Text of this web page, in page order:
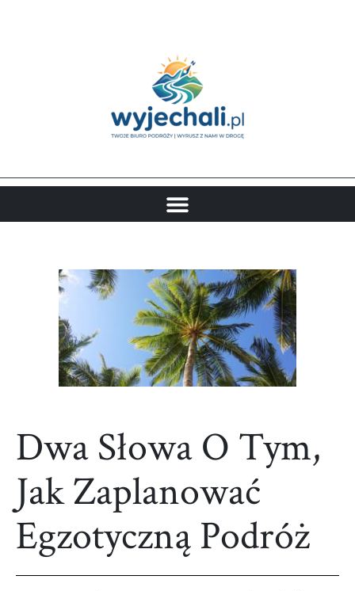
Dwa Słowa O Tym,
Jak Zaplanować
Egzotyczną Podróż